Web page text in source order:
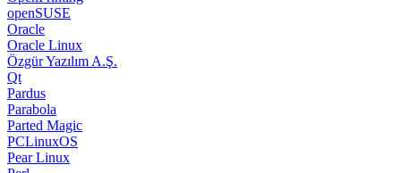
openSUSE
Oracle
Oracle Linux
Özgür Yazılım A.Ş.
Qt
Pardus
Parabola
Parted Magic
PCLinuxOS
Pear Linux